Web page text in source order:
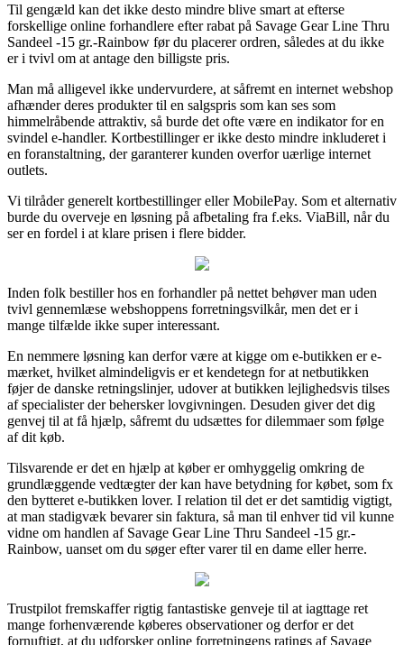
Til gengæld kan det ikke desto mindre blive smart at efterse
forskellige online forhandlere efter rabat på Savage Gear Line Thru
Sandeel -15 gr.-Rainbow før du placerer ordren, således at du ikke
er i tvivl om at antage den billigste pris.
Man må alligevel ikke undervurdere, at såfremt en internet webshop
afhænder deres produkter til en salgspris som kan ses som
himmelråbende attraktiv, så burde det ofte være en indikator for en
svindel e-handler. Kortbestillinger er ikke desto mindre inkluderet i
en foranstaltning, der garanterer kunden overfor uærlige internet
outlets.
Vi tilråder generelt kortbestillinger eller MobilePay. Som et alternativ
burde du overveje en løsning på afbetaling fra f.eks. ViaBill, når du
ser en fordel i at klare prisen i flere bidder.
Inden folk bestiller hos en forhandler på nettet behøver man uden
tvivl gennemlæse webshoppens forretningsvilkår, men det er i
mange tilfælde ikke super interessant.
En nemmere løsning kan derfor være at kigge om e-butikken er e-
mærket, hvilket almindeligvis er et kendetegn for at netbutikken
føjer de danske retningslinjer, udover at butikken lejlighedsvis tilses
af specialister der behersker lovgivningen. Desuden giver det dig
genvej til at få hjælp, såfremt du udsættes for dilemmaer som følge
af dit køb.
Tilsvarende er det en hjælp at køber er omhyggelig omkring de
grundlæggende vedtægter der kan have betydning for købet, som fx
den bytteret e-butikken lover. I relation til det er det samtidig vigtigt,
at man stadigvæk bevarer sin faktura, så man til enhver tid vil kunne
vidne om handlen af Savage Gear Line Thru Sandeel -15 gr.-
Rainbow, uanset om du søger efter varer til en dame eller herre.
Trustpilot fremskaffer rigtig fantastiske genveje til at iagttage ret
mange forhenværende køberes observationer og derfor er det
fornuftigt, at du udforsker online forretningens ratings af Savage